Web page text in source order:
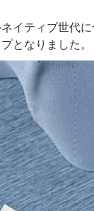
イティブ世代
となりました。